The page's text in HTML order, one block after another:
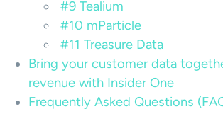
#9 Tealium
#10 mParticle
#11 Treasure Data
Bring your customer data
revenue with Insider One
Frequently Asked Questions